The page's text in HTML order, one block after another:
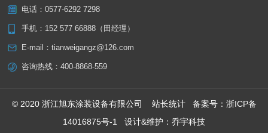
电话：0577-6292 7298
手机： 152 577 66888（田经理）
E-mail：tianweigangz@126.com
咨询热线：400-8868-559
© 2020 浙江旭东涂装设备有限公司 站长统计备案号： 浙ICP备
14016875号-1
设计&维护： 乔宇科技